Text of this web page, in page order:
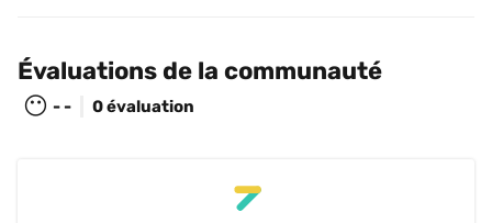
Évaluations de la communauté
😶 - - 0 évaluation